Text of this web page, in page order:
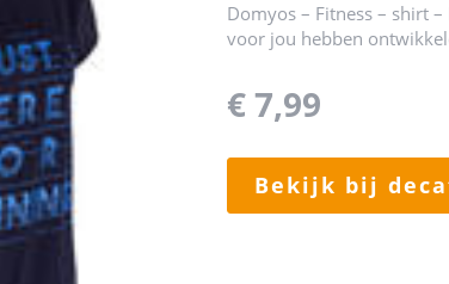
Domyos – Fitness – shirt
voor jou hebben
€ 7,99
bekijk bij